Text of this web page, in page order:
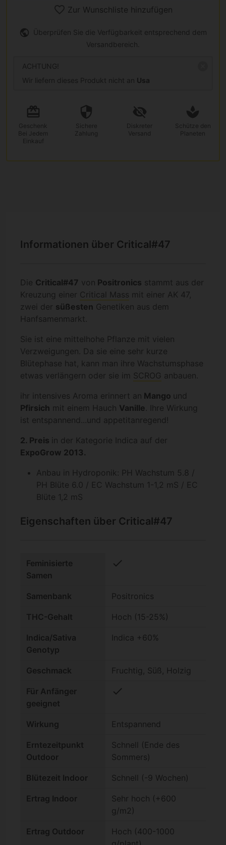
Zur Wunschliste hinzufügen
Überprüfen Sie die Verfügbarkeit entsprechend dem
Versandbereich.
ACHTUNG!
Wir liefern dieses Produkt nicht an Usa
Geschenk
Bei Jedem
Einkauf
Sichere
Zahlung
Diskreter
Versand
Schütze den
Planeten
Informationen über Critical#47
Die Critical#47 von Positronics stammt aus der
Kreuzung einer Critical Mass mit einer AK 47,
zwei der süßesten Genetiken aus dem
Hanfsamenmarkt.
Sie ist eine mittelhohe Pflanze mit vielen
Verzweigungen. Da sie eine sehr kurze
Blütephase hat, kann man ihre Wachstumsphase
etwas verlängern oder sie im SCROG anbauen.
ihr intensives Aroma erinnert an Mango und
Pfirsich mit einem Hauch Vanille. Ihre Wirkung
ist entspannend...und appetitanregend!
2. Preis
in der Kategorie Indica auf der
ExpoGrow 2013.
Anbau in Hydroponik: PH Wachstum 5.8 /
PH Blüte 6.0 / EC Wachstum 1-1,2 mS / EC
Blüte 1,2 mS
Eigenschaften über Critical#47
Feminisierte
Samen
check
Samenbank Positronics
THC-Gehalt Hoch (15-25%)
Indica/Sativa
Genotyp
Indica +60%
Geschmack Fruchtig, Süß, Holzig
Für Anfänger
geeignet
check
Wirkung Entspannend
Erntezeitpunkt
Outdoor
Schnell (Ende des
Sommers)
Blütezeit Indoor Schnell (-9 Wochen)
Ertrag Indoor
Sehr hoch (+600
g/m2)
Ertrag Outdoor
Hoch (400-1000